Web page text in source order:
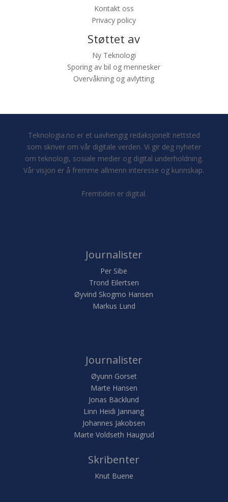
Kontakt oss
Privacy policy
Støttet av
Ny Teknologi
Sporing av bil og mennesker
Overvåkning og avlytting
Teknologia.no er et uavhengig redaksjonelt nettsted
som skriver om vår digitale verden. Vi gir deg nyheter
om teknologi, sosiale medier og digital underholdning.
Vår visjon er å fremme allmenn interesse og kunnskap.
Fremtiden er digital.
Journalister
Per Sibe
Trond Eilertsen
Øyvind Skogmo Hansen
Markus Lund
Journalister
Øyunn Gorset
Marte Hansen
Jonas Bäcklund
Linn Heidi Jannang
Johannes Jakobsen
Marte Voldseth Haugrud
Skribenter
Knut Buene